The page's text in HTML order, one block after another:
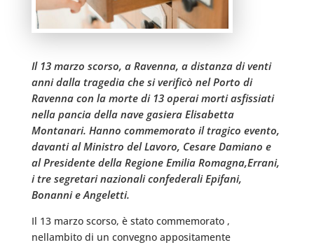
Il 13 marzo scorso, a Ravenna, a distanza di venti
anni dalla tragedia che si verificò nel Porto di
Ravenna con la morte di 13 operai morti asfissiati
nella pancia della nave gasiera Elisabetta
Montanari. Hanno commemorato il tragico evento,
davanti al Ministro del Lavoro, Cesare Damiano e
al Presidente della Regione Emilia Romagna,Errani,
i tre segretari nazionali confederali Epifani,
Bonanni e Angeletti.
Il 13 marzo scorso, è stato commemorato ,
nellambito di un convegno appositamente